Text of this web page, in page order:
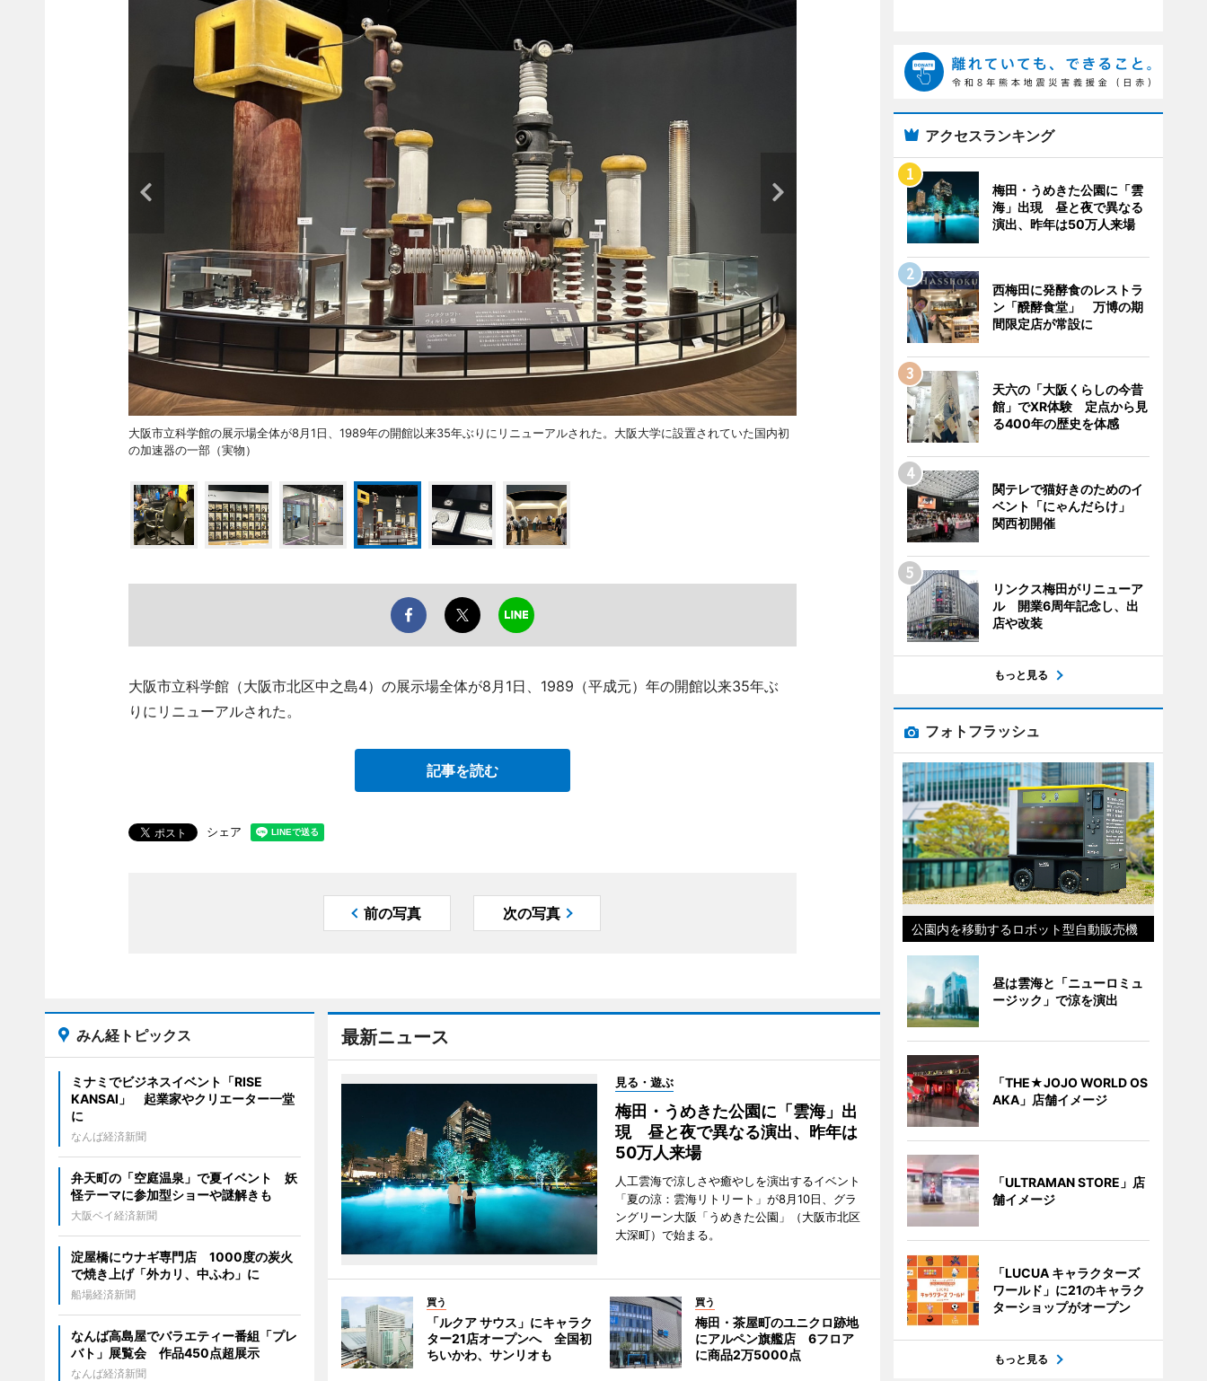
大阪市立科学館の展示場全体が8月1日、1989年の開館以来35年ぶりにリニューアルされた。大阪大学に設置されていた国内初
の加速器の一部（実物）
大阪市立科学館（大阪市北区中之島4）の展示場全体が8月1日、1989（平成元）年の開館以来35年ぶ
りにリニューアルされた。
記事を読む
シェア
前の写真 次の写真
最新ニュース
見る・遊ぶ
梅田・うめきた公園に「雲海」出
現 昼と夜で異なる演出、昨年は
50万人来場
人工雲海で涼しさや癒やしを演出するイベント
「夏の涼：雲海リトリート」が8月10日、グラ
ングリーン大阪「うめきた公園」（大阪市北区
大深町）で始まる。
買う
「ルクア サウス」にキャラク
ター21店オープンへ 全国初
ちいかわ、サンリオも
買う
梅田・茶屋町のユニクロ跡地
にアルペン旗艦店 6フロア
に商品2万5000点
みん経トピックス
ミナミでビジネスイベント「RISE
KANSAI」 起業家やクリエーター一堂
に
なんば経済新聞
弁天町の「空庭温泉」で夏イベント 妖
怪テーマに参加型ショーや謎解きも
大阪ベイ経済新聞
淀屋橋にウナギ専門店 1000度の炭火
で焼き上げ「外カリ、中ふわ」に
船場経済新聞
なんば高島屋でバラエティー番組「プレ
バト」展覧会 作品450点超展示
なんば経済新聞
アクセスランキング
梅田・うめきた公園に「雲
海」出現 昼と夜で異なる
演出、昨年は50万人来場
西梅田に発酵食のレストラ
ン「醗酵食堂」 万博の期
間限定店が常設に
天六の「大阪くらしの今昔
館」でXR体験 定点から見
る400年の歴史を体感
関テレで猫好きのためのイ
ベント「にゃんだらけ」
関西初開催
リンクス梅田がリニューア
ル 開業6周年記念し、出
店や改装
もっと見る
フォトフラッシュ
公園内を移動するロボット型自動販売機
昼は雲海と「ニューロミュ
ージック」で涼を演出
「THE★JOJO WORLD OS
AKA」店舗イメージ
「ULTRAMAN STORE」店
舗イメージ
「LUCUA キャラクターズ
ワールド」に21のキャラク
ターショップがオープン
もっと見る